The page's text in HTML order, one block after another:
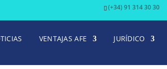
(+34) 91 314 30 30
VENTAJAS AFE JURÍDICO